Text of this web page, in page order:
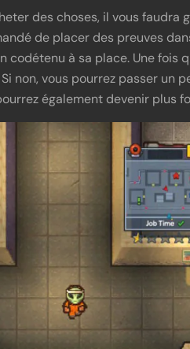
des choses, il vous faudra
de placer des preuves
codétenu à sa place. Une fois
non, vous pourrez passer
également devenir plus